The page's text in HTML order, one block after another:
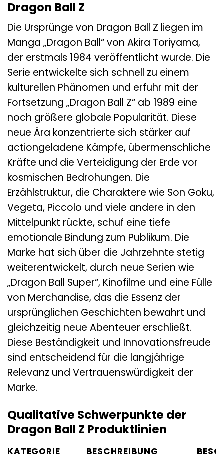
Dragon Ball Z
Die Ursprünge von Dragon Ball Z liegen im
Manga „Dragon Ball“ von Akira Toriyama,
der erstmals 1984 veröffentlicht wurde. Die
Serie entwickelte sich schnell zu einem
kulturellen Phänomen und erfuhr mit der
Fortsetzung „Dragon Ball Z“ ab 1989 eine
noch größere globale Popularität. Diese
neue Ära konzentrierte sich stärker auf
actiongeladene Kämpfe, übermenschliche
Kräfte und die Verteidigung der Erde vor
kosmischen Bedrohungen. Die
Erzählstruktur, die Charaktere wie Son Goku,
Vegeta, Piccolo und viele andere in den
Mittelpunkt rückte, schuf eine tiefe
emotionale Bindung zum Publikum. Die
Marke hat sich über die Jahrzehnte stetig
weiterentwickelt, durch neue Serien wie
„Dragon Ball Super“, Kinofilme und eine Fülle
von Merchandise, das die Essenz der
ursprünglichen Geschichten bewahrt und
gleichzeitig neue Abenteuer erschließt.
Diese Beständigkeit und Innovationsfreude
sind entscheidend für die langjährige
Relevanz und Vertrauenswürdigkeit der
Marke.
Qualitative Schwerpunkte der
Dragon Ball Z Produktlinien
KATEGORIE BESCHREIBUNG